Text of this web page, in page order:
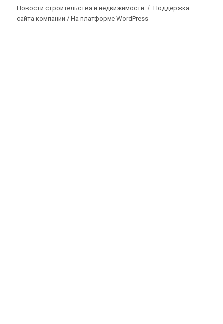
Новости строительства и недвижимости
Поддержка
сайта компании /На платформе WordPress